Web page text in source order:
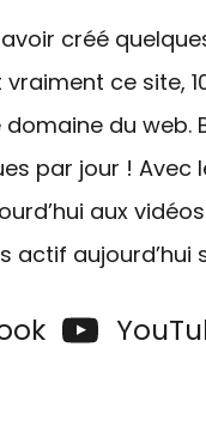
avoir créé
vraiment ce site,
du web.
par jour ! Avec
aux
actif aujourd’hui